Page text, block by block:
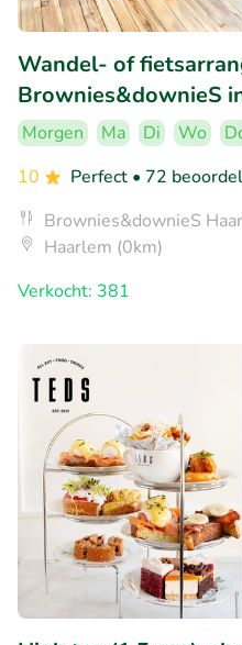
Wandel- of
Brownies&downieS
Morgen Ma Di Wo
10
Perfect • 72
Brownies&downieS
Haarlem (0km)
Verkocht: 381